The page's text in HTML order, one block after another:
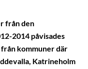
från den
2014 påvisades
kommuner där
Katrineholm